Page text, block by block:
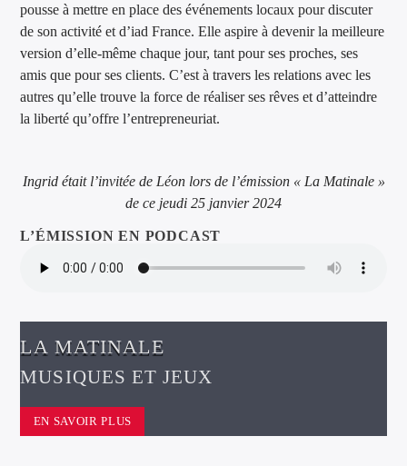
pousse à mettre en place des événements locaux pour discuter
de son activité et d’iad France. Elle aspire à devenir la meilleure
version d’elle-même chaque jour, tant pour ses proches, ses
amis que pour ses clients. C’est à travers les relations avec les
autres qu’elle trouve la force de réaliser ses rêves et d’atteindre
la liberté qu’offre l’entrepreneuriat.
Ingrid était l’invitée de Léon lors de l’émission « La Matinale »
de ce jeudi 25 janvier 2024
L’ÉMISSION EN PODCAST
LA MATINALE
MUSIQUES ET JEUX
EN SAVOIR PLUS